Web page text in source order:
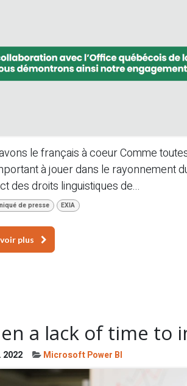
le français à coeur Comme
à jouer dans le rayonnement
des droits linguistiques de...
de presse EXIA
plus
a lack of time to
2022 Microsoft Power BI